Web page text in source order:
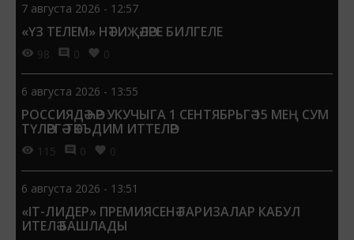
7 августа 2026 - 12:57
«ҮЗ ТЕЛЕМ» НӘТИҖӘЛӘРЕ БИЛГЕЛЕ
98 0 0
6 августа 2026 - 13:55
РОССИЯДӘ ҺӘР УКУЧЫГА 1 СЕНТЯБРЬГӘ 15 МЕҢ СУМ
ТҮЛӘРГӘ ТӘКЪДИМ ИТТЕЛӘР
115 0 0
6 августа 2026 - 13:51
«IT-ЛИДЕР» ПРЕМИЯСЕНӘ ГАРИЗАЛАР КАБУЛ
ИТЕЛӘ БАШЛАДЫ